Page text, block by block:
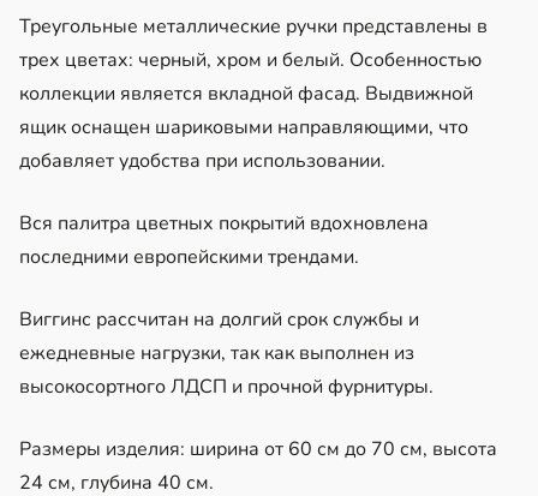
Треугольные металлические ручки представлены в
трех цветах: черный, хром и белый. Особенностью
коллекции является вкладной фасад. Выдвижной
ящик оснащен шариковыми направляющими, что
добавляет удобства при использовании.
Вся палитра цветных покрытий вдохновлена
последними европейскими трендами.
Виггинс рассчитан на долгий срок службы и
ежедневные нагрузки, так как выполнен из
высокосортного ЛДСП и прочной фурнитуры.
Размеры изделия: ширина от 60 см до 70 см, высота
24 см, глубина 40 см.